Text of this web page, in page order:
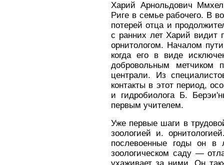
Харий Арноль­дович
Риге в семье рабочего. В
потерей отца и
с ранних лет Харий
орнитологом. Началом
когда его в виде
добровольным метчиком
цен­трали. Из
контакты в этот период,
и гидробиолога Б.
первым учителем.
Уже первые шаги в
зоологией и.
послевоенные годы он в
зоологическом саду —